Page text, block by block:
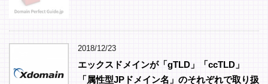
2018/12/23
エックスドメインが「gTLD」「ccTLD」
「属性型JPドメイン名」のそれぞれで取り扱